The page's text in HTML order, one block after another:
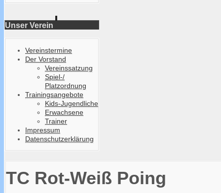
Unser Verein
Vereinstermine
Der Vorstand
Vereinssatzung
Spiel-/
Platzordnung
Trainingsangebote
Kids-Jugendliche
Erwachsene
Trainer
Impressum
Datenschutzerklärung
TC Rot-Weiß Poing